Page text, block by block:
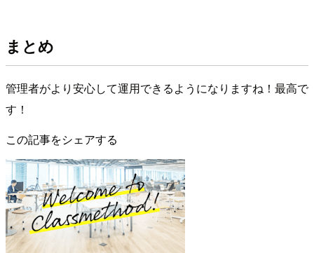
まとめ
管理者がより安心して運用できるようになりますね！最高で
す！
この記事をシェアする